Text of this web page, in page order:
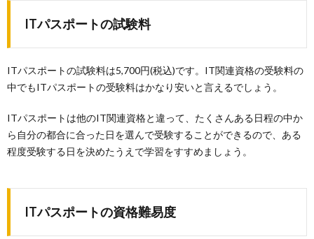
ITパスポートの試験料
ITパスポートの試験料は5,700円(税込)です。IT関連資格の受験料の
中でもITパスポートの受験料はかなり安いと言えるでしょう。
ITパスポートは他のIT関連資格と違って、たくさんある日程の中か
ら自分の都合に合った日を選んで受験することができるので、ある
程度受験する日を決めたうえで学習をすすめましょう。
ITパスポートの資格難易度